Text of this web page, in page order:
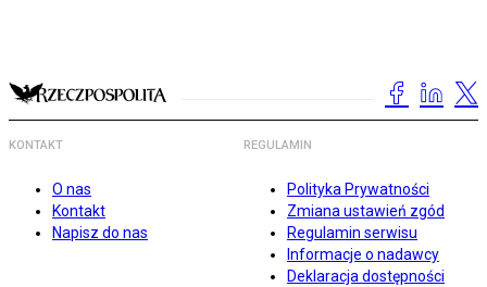
KONTAKT
O nas
Kontakt
Napisz do nas
REGULAMIN
Polityka Prywatności
Zmiana ustawień zgód
Regulamin serwisu
Informacje o nadawcy
Deklaracja dostępności